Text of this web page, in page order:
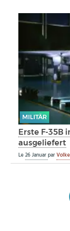
MILITÄR
Erste F-35B
ausgeliefert
Le26 Januarpar